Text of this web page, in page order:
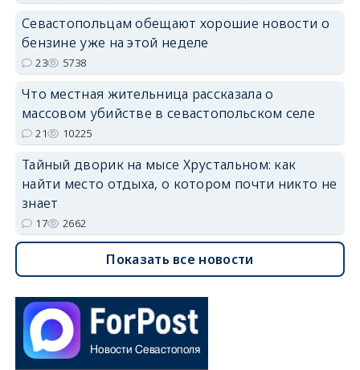
Севастопольцам обещают хорошие новости о
бензине уже на этой неделе
23 5738
Что местная жительница рассказала о
массовом убийстве в севастопольском селе
21 10225
Тайный дворик на мысе Хрустальном: как
найти место отдыха, о котором почти никто не
знает
17 2662
Показать все новости